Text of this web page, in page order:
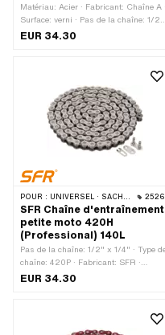
Matériau: Acier · Fabricant: Chaîne A ·
Surface: verni · Pas de la chaîne: 1/2"
x 5/16" · Type de chaîne: 428H ·
cadenas à chaîne: Fermeture à ressort
EUR 34.30
POUR : UNIVERSEL · SACHS · KREIDLER
SFR Chaîne d'entraînement
petite moto 420H
(Professional) 140L
Pas de la chaîne: 1/2" x 1/4" · Type
chaîne: 420P · Fabricant: SFR ·
Matériau: Acier · Couleur: or · Surface:
Type de cadenas à chaîne: Fermeture à
EUR 34.30